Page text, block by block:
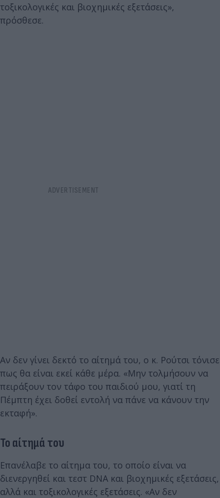
τοξικολογικές και βιοχημικές εξετάσεις»,
πρόσθεσε.
Αν δεν γίνει δεκτό το αίτημά του, ο κ. Ρούτσι τόνισε
πως θα είναι εκεί κάθε μέρα. «Μην τολμήσουν να
πειράξουν τον τάφο του παιδιού μου, γιατί τη
Πέμπτη έχει δοθεί εντολή να πάνε να κάνουν την
εκταφή».
Το αίτημά του
Επανέλαβε το αίτημα του, το οποίο είναι να
διενεργηθεί και τεστ DNA και βιοχημικές εξετάσεις,
αλλά και τοξικολογικές εξετάσεις. «Αν δεν